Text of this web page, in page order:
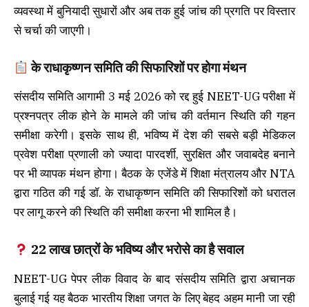
व्यवस्था में बुनियादी सुधारों और अब तक हुई जांच की प्रगति पर विस्तार
से चर्चा की जाएगी।
के राधाकृष्णन समिति की सिफारिशों पर होगा मंथन
संसदीय समिति आगामी 3 मई 2026 को रद्द हुई NEET-UG परीक्षा में
प्रश्नपत्र लीक होने के मामले की जांच की वर्तमान स्थिति की गहन
समीक्षा करेगी। इसके साथ ही, भविष्य में देश की सबसे बड़ी मेडिकल
प्रवेश परीक्षा प्रणाली को ज्यादा पारदर्शी, सुरक्षित और जवाबदेह बनाने
पर भी व्यापक मंथन होगा। बैठक के एजेंडे में शिक्षा मंत्रालय और NTA
द्वारा गठित की गई डॉ. के राधाकृष्णन समिति की सिफारिशों को धरातल
पर लागू करने की स्थिति की समीक्षा करना भी शामिल है।
22 लाख छात्रों के भविष्य और भरोसे का है सवाल
NEET-UG पेपर लीक विवाद के बाद संसदीय समिति द्वारा अचानक
बुलाई गई यह बैठक भारतीय शिक्षा जगत के लिए बेहद अहम मानी जा रही